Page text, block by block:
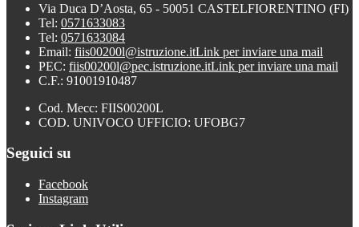
Via Duca D’Aosta, 65 - 50051 CASTELFIORENTINO (FI)
Tel: 0571633083
Tel: 0571633084
Email: fiis00200l@istruzione.itLink per inviare una mail
PEC: fiis00200l@pec.istruzione.itLink per inviare una mail
C.F.: 91001910487
Cod. Mecc: FIIS00200L
COD. UNIVOCO UFFICIO: UFOBG7
Seguici su
Facebook
Instagram